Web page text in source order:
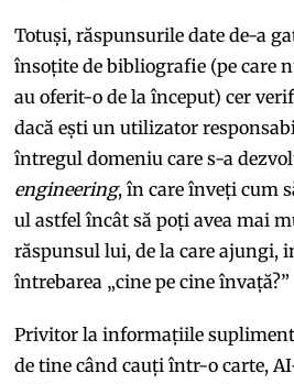
Totuși, răspunsurile date de-a
însoțite de bibliografie (pe care
au oferit-o de la început) cer
dacă ești un utilizator
întregul domeniu care s-a
engineering, în care înveți cum
ul astfel încât să poți avea mai
răspunsul lui, de la care ajungi,
întrebarea „cine pe cine învață?”
Privitor la informațiile
de tine când cauți într-o carte,